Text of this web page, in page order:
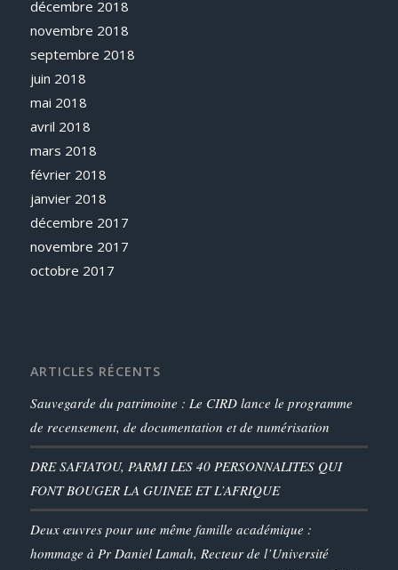
décembre 2018
novembre 2018
septembre 2018
juin 2018
mai 2018
avril 2018
mars 2018
février 2018
janvier 2018
décembre 2017
novembre 2017
octobre 2017
ARTICLES RÉCENTS
Sauvegarde du patrimoine : Le CIRD lance le programme
de recensement, de documentation et de numérisation
DRE SAFIATOU, PARMI LES 40 PERSONNALITES QUI
FONT BOUGER LA GUINEE ET L’AFRIQUE
Deux œuvres pour une même famille académique :
hommage à Pr Daniel Lamah, Recteur de l’Université